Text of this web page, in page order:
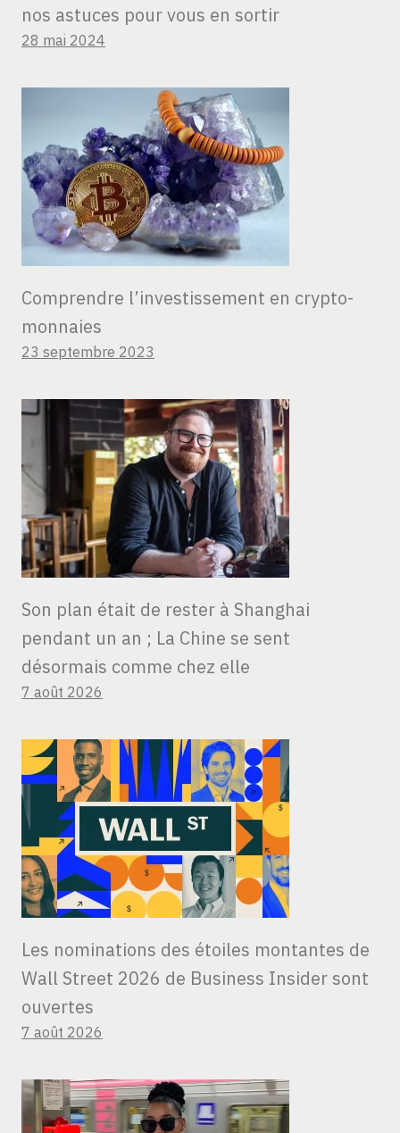
nos astuces pour vous en sortir
28 mai 2024
Comprendre l’investissement en crypto-
monnaies
23 septembre 2023
Son plan était de rester à Shanghai
pendant un an ; La Chine se sent
désormais comme chez elle
7 août 2026
Les nominations des étoiles montantes de
Wall Street 2026 de Business Insider sont
ouvertes
7 août 2026